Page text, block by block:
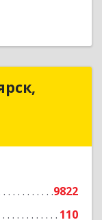
9822
110
офис
Подробнее